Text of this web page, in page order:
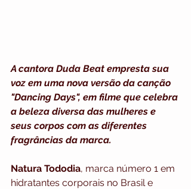
A cantora Duda Beat empresta sua
voz em uma nova versão da canção
"Dancing Days", em filme que celebra
a beleza diversa das mulheres e
seus corpos com as diferentes
fragrâncias da marca.
Natura Tododia, marca número 1 em
hidratantes corporais no Brasil e